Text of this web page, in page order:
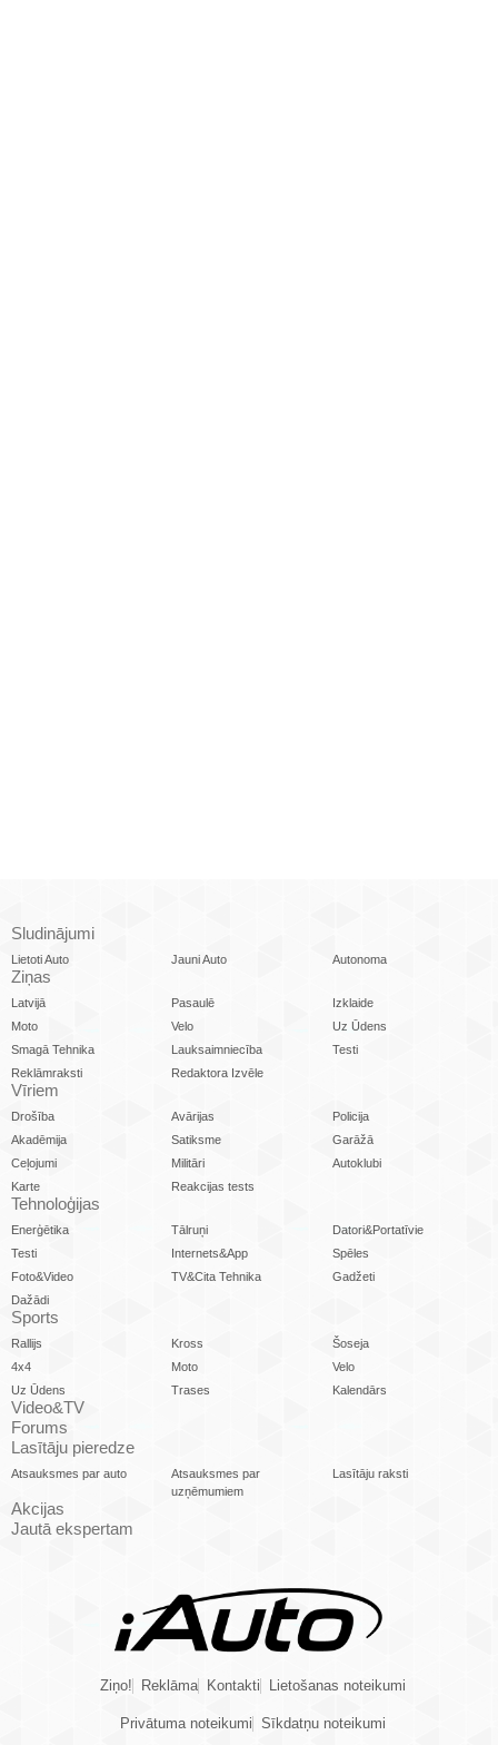
Sludinājumi
Lietoti Auto Jauni Auto Autonoma
Ziņas
Latvijā Pasaulē
Izklaide
Moto
Velo
Uz Ūdens
Smagā Tehnika
Lauksaimniecība
Testi
Reklāmraksti
Redaktora Izvēle
Vīriem
Drošība Avārijas
Policija
Akadēmija
Satiksme
Garāžā
Ceļojumi
Militāri
Autoklubi
Karte
Reakcijas tests
Tehnoloģijas
Enerģētika Tālruņi
Datori&Portatīvie
Testi
Internets&App
Spēles
Foto&Video
TV&Cita Tehnika
Gadžeti
Dažādi
Sports
Rallijs Kross
Šoseja
4x4
Moto
Velo
Uz Ūdens
Trases Kalendārs
Video&TV
Forums
Lasītāju pieredze
Atsauksmes par auto
Atsauksmes par
uzņēmumiem
Lasītāju raksti
Akcijas
Jautā ekspertam
Ziņo! Reklāma Kontakti Lietošanas noteikumi
Privātuma noteikumi Sīkdatņu noteikumi